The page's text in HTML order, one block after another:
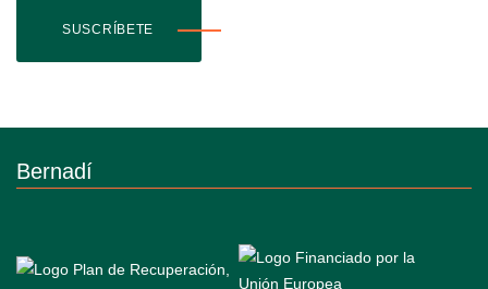
SUSCRÍBETE
Bernadí